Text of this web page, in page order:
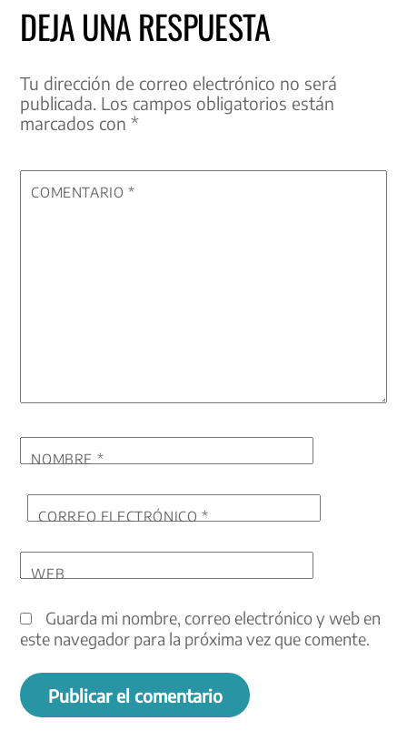
DEJA UNA RESPUESTA
Tu dirección de correo electrónico no será
publicada. Los campos obligatorios están
marcados con*
COMENTARIO*
NOMBRE *
CORREO ELECTRÓNICO*
WEB
Guarda mi nombre, correo electrónico y web en
este navegador para la próxima vez que comente.